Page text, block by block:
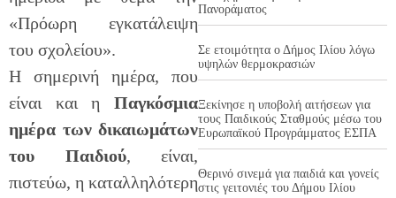
«Πρόωρη εγκατάλειψη
του σχολείου».
Η σημερινή ημέρα, που
είναι και η Παγκόσμια
ημέρα των δικαιωμάτων
του Παιδιού, είναι,
πιστεύω, η καταλληλότερη
Πανοράματος
Σε ετοιμότητα ο Δήμος Ιλίου λόγω
υψηλών θερμοκρασιών
Ξεκίνησε η υποβολή αιτήσεων για
τους Παιδικούς Σταθμούς μέσω του
Ευρωπαϊκού Προγράμματος ΕΣΠΑ
Θερινό σινεμά για παιδιά και γονείς
στις γειτονιές του Δήμου Ιλίου